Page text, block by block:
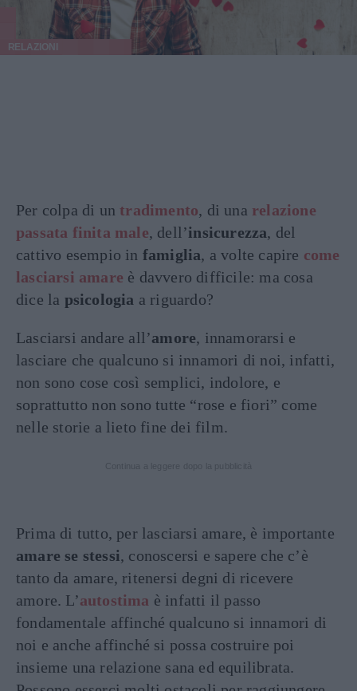
RELAZIONI
Per colpa di un tradimento, di una relazione
passata finita male, dell’insicurezza, del
cattivo esempio in famiglia, a volte capire come
lasciarsi amare è davvero difficile: ma cosa
dice la psicologia a riguardo?
Lasciarsi andare all’amore, innamorarsi e
lasciare che qualcuno si innamori di noi, infatti,
non sono cose così semplici, indolore, e
soprattutto non sono tutte “rose e fiori” come
nelle storie a lieto fine dei film.
Prima di tutto, per lasciarsi amare, è importante
amare se stessi, conoscersi e sapere che c’è
tanto da amare, ritenersi degni di ricevere
amore. L’autostima è infatti il passo
fondamentale affinché qualcuno si innamori di
noi e anche affinché si possa costruire poi
insieme una relazione sana ed equilibrata.